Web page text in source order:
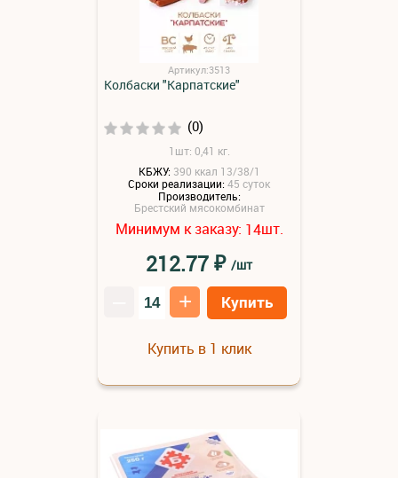
Артикул:3513
Колбаски "Карпатские"
(0)
1шт: 0,41 кг.
КБЖУ: 390 ккал 13/38/1
Сроки реализации:45 суток
Производитель:
Брестский мясокомбинат
Минимум к заказу: 14шт.
212.77₽ /шт
+ Купить
Купить в 1 клик